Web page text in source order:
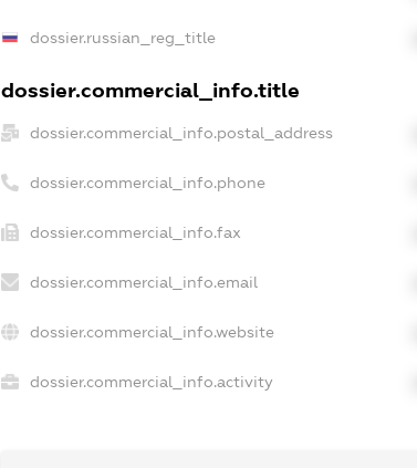
dossier.russian_reg_title
dossier.commercial_info.title
dossier.commercial_info.postal_address
dossier.commercial_info.phone
dossier.commercial_info.fax
dossier.commercial_info.email
dossier.commercial_info.website
dossier.commercial_info.activity